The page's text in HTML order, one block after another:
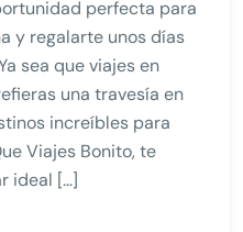
perfecta para
y regalarte unos días
sea que viajes en
una travesía en
increíbles para
Viajes Bonito, te
ideal […]